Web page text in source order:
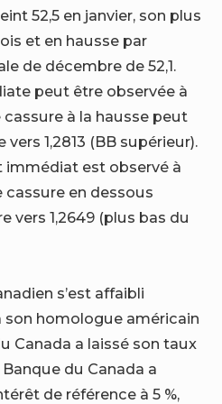
52,5 en janvier, son plus
et en hausse par
de décembre de 52,1.
peut être observée à
cassure à la hausse peut
1,2813 (BB supérieur).
immédiat est observé à
cassure en dessous
vers 1,2649 (plus bas du
s’est affaibli
homologue américain
Canada a laissé son taux
du Canada a
de référence à 5 %,